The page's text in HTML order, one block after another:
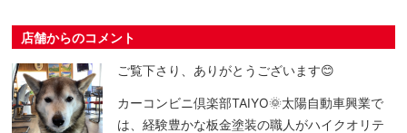
店舗からのコメント
ご覧下さり、ありがとうございます😊
カーコンビニ倶楽部TAIYO🌞太陽自動車興業で
は、経験豊かな板金塗装の職人がハイクオリテ